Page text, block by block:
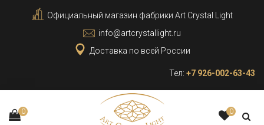
Официальный магазин фабрики Art Crystal Light
info@artcrystallight.ru
Доставка по всей России
Тел: +7 926-002-63-43
0 0